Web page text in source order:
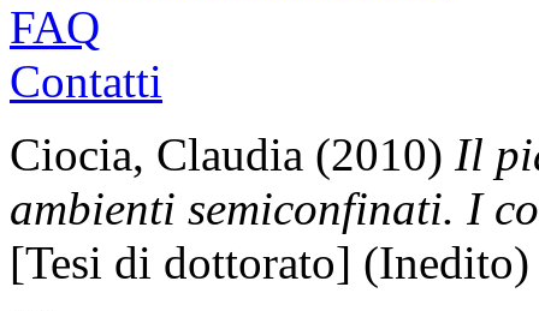
FAQ
Contatti
Ciocia, Claudia (2010) Il
ambienti semiconfinati. I
[Tesi di dottorato] (Inedito)